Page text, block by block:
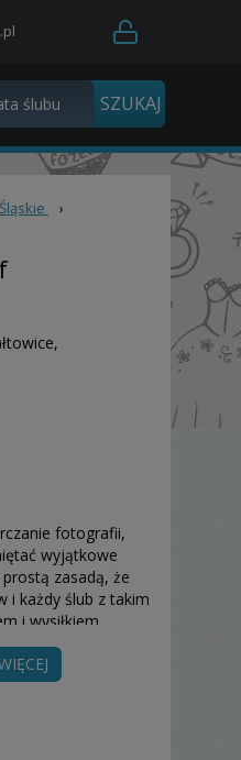
Śląskie
›
fotografii,
wyjątkowe
zasadą, że
i każdy ślub z takim
i wysiłkiem,
ślub.
aby przejść ponad i
i stworzyć